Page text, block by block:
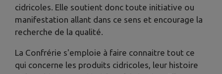
cidricoles. Elle soutient donc toute initiative ou
manifestation allant dans ce sens et encourage la
recherche de la qualité.
La Confrérie s'emploie à faire connaitre tout ce
qui concerne les produits cidricoles, leur histoire